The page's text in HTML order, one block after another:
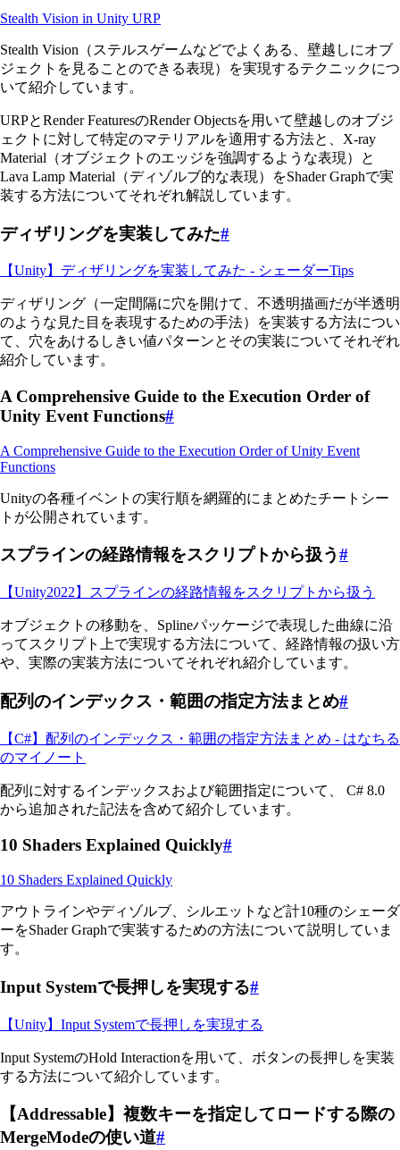
Stealth Vision in Unity URP
Stealth Vision（ステルスゲームなどでよくある、壁越しにオブ
ジェクトを見ることのできる表現）を実現するテクニックにつ
いて紹介しています。
URPとRender FeaturesのRender Objectsを用いて壁越しのオブジ
ェクトに対して特定のマテリアルを適用する方法と、X-ray
Material（オブジェクトのエッジを強調するような表現）と
Lava Lamp Material（ディゾルブ的な表現）をShader Graphで実
装する方法についてそれぞれ解説しています。
ディザリングを実装してみた#
【Unity】ディザリングを実装してみた - シェーダーTips
ディザリング（一定間隔に穴を開けて、不透明描画だが半透明
のような見た目を表現するための手法）を実装する方法につい
て、穴をあけるしきい値パターンとその実装についてそれぞれ
紹介しています。
A Comprehensive Guide to the Execution Order of
Unity Event Functions#
A Comprehensive Guide to the Execution Order of Unity Event
Functions
Unityの各種イベントの実行順を網羅的にまとめたチートシー
トが公開されています。
スプラインの経路情報をスクリプトから扱う#
【Unity2022】スプラインの経路情報をスクリプトから扱う
オブジェクトの移動を、Splineパッケージで表現した曲線に沿
ってスクリプト上で実現する方法について、経路情報の扱い方
や、実際の実装方法についてそれぞれ紹介しています。
配列のインデックス・範囲の指定方法まとめ#
【C#】配列のインデックス・範囲の指定方法まとめ - はなちる
のマイノート
配列に対するインデックスおよび範囲指定について、 C# 8.0
から追加された記法を含めて紹介しています。
10 Shaders Explained Quickly#
10 Shaders Explained Quickly
アウトラインやディゾルブ、シルエットなど計10種のシェーダ
ーをShader Graphで実装するための方法について説明していま
す。
Input Systemで長押しを実現する#
【Unity】Input Systemで長押しを実現する
Input SystemのHold Interactionを用いて、ボタンの長押しを実装
する方法について紹介しています。
【Addressable】複数キーを指定してロードする際の
MergeModeの使い道#